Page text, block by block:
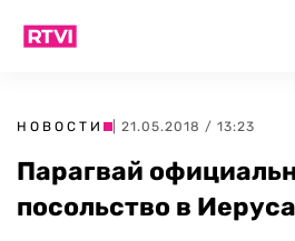
НОВОСТИ | 21.05.2018 / 13:23
Парагвай
посольство в